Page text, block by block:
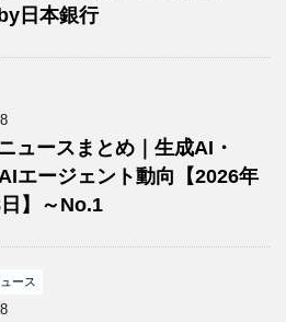
日本銀行
ュースまとめ｜生成AI・
エージェント動向【2026年
】～No.1
ース